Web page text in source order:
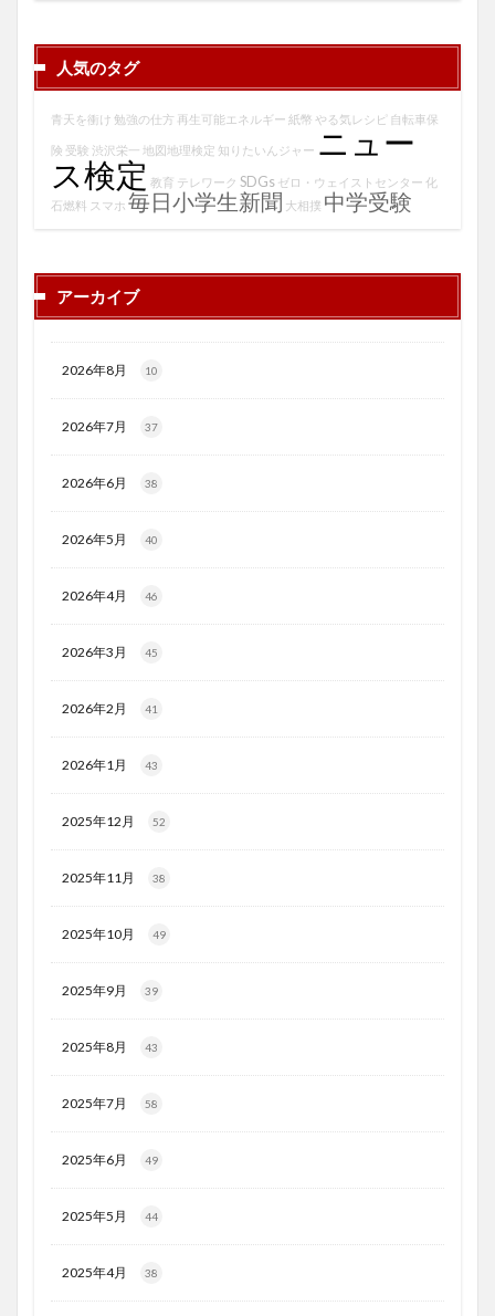
人気のタグ
青天を衝け 勉強の仕方 再生可能エネルギー 紙幣 やる気レシピ 自転車保
険 受験 渋沢栄一 地図地理検定 知りたいんジャー ニュー
ス検定 教育 テレワーク SDGs ゼロ・ウェイストセンター 化
石燃料 スマホ 毎日小学生新聞 大相撲 中学受験
アーカイブ
2026年8月 10
2026年7月 37
2026年6月 38
2026年5月 40
2026年4月 46
2026年3月 45
2026年2月 41
2026年1月 43
2025年12月 52
2025年11月 38
2025年10月 49
2025年9月 39
2025年8月 43
2025年7月 58
2025年6月 49
2025年5月 44
2025年4月 38